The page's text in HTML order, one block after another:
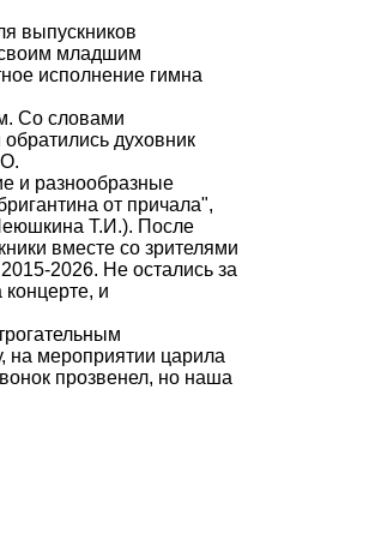
выпускников
своим младшим
исполнение гимна
Со словами
духовник
и разнообразные
от причала",
Т.И.). После
вместе со зрителями
2026. Не остались за
и
на мероприятии царила
прозвенел, но наша